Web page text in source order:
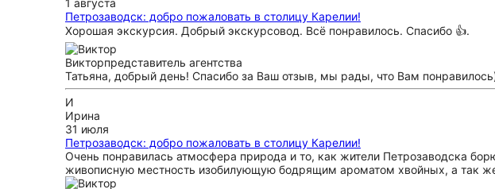
1 августа
Петрозаводск: добро пожаловать в столицу Карелии!
Хорошая экскурсия. Добрый экскурсовод. Всё понравилось. Спасибо 👍.
Викторпредставитель агентства
Татьяна, добрый день! Спасибо за Ваш отзыв, мы рады, что Вам
И
Ирина
31 июля
Петрозаводск: добро пожаловать в столицу Карелии!
Очень понравилась атмосфера природа и то, как жители Петрозаводска
живописную местность изобилующую бодрящим ароматом хвойных, а так